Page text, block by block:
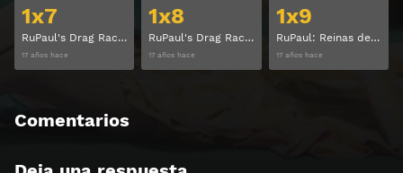
1x7
RuPaul's Drag Race Temporada 1 Capitulo 7
17 años hace
1x8
RuPaul's Drag Race Temporada 1 Capitulo 8
17 años hace
1x9
RuPaul: Reinas del drag Temporada 1 Capitulo 9
17 años hace
Comentarios